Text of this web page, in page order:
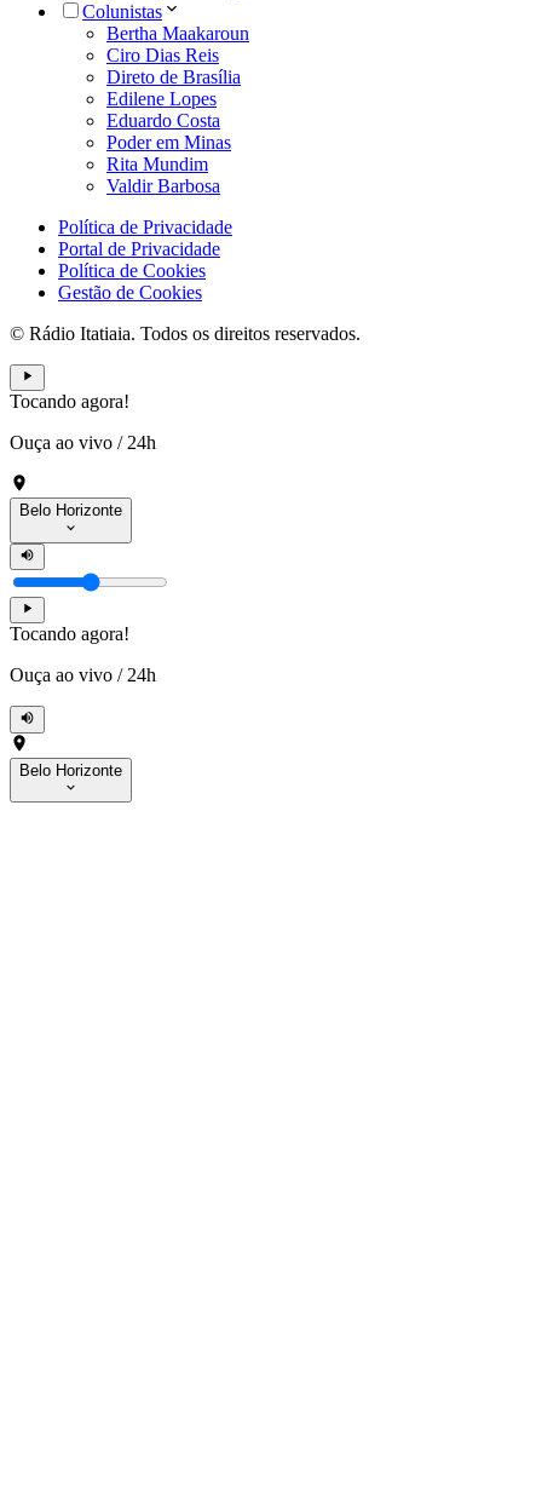
Colunistas
Bertha Maakaroun
Ciro Dias Reis
Direto de Brasília
Edilene Lopes
Eduardo Costa
Poder em Minas
Rita Mundim
Valdir Barbosa
Política de Privacidade
Portal de Privacidade
Política de Cookies
Gestão de Cookies
© Rádio Itatiaia. Todos os direitos reservados.
Tocando agora!
Ouça ao vivo / 24h
Belo Horizonte
Tocando agora!
Ouça ao vivo / 24h
Belo Horizonte